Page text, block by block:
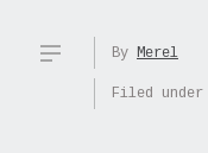
By Merel
Filed under